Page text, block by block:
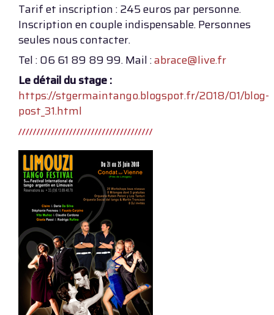
Tarif et inscription : 245 euros par personne.
Inscription en couple indispensable. Personnes
seules nous contacter.
Tel : 06 61 89 89 99. Mail :abrace@live.fr
Le détail du stage :
https://stgermaintango.blogspot.fr/2018/01/blog-
post_31.html